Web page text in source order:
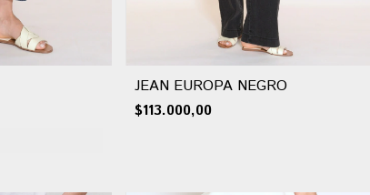
JEAN EUROPA NEGRO
$113.000,00